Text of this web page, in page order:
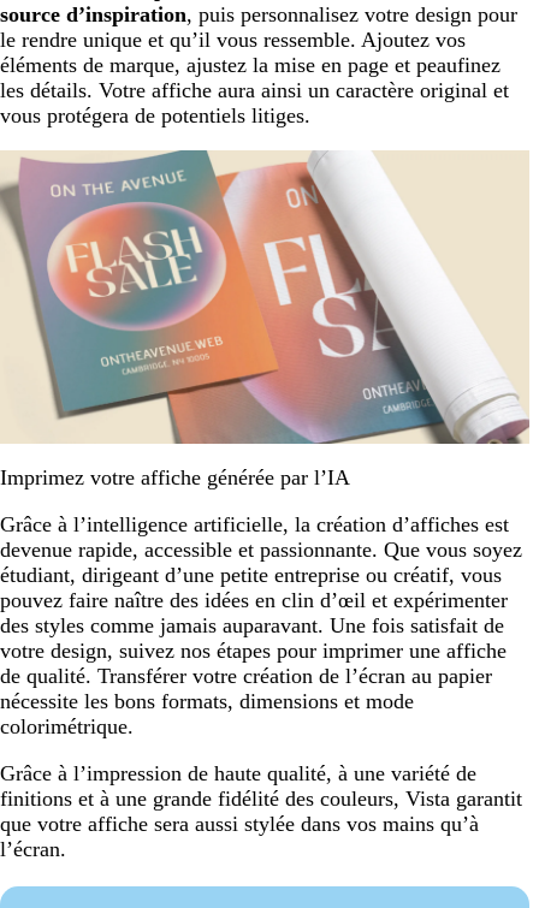
source d’inspiration, puis personnalisez votre design pour
le rendre unique et qu’il vous ressemble. Ajoutez vos
éléments de marque, ajustez la mise en page et peaufinez
les détails. Votre affiche aura ainsi un caractère original et
vous protégera de potentiels litiges.
Imprimez votre affiche générée par l’IA
Grâce à l’intelligence artificielle, la création d’affiches est
devenue rapide, accessible et passionnante. Que vous soyez
étudiant, dirigeant d’une petite entreprise ou créatif, vous
pouvez faire naître des idées en clin d’œil et expérimenter
des styles comme jamais auparavant. Une fois satisfait de
votre design, suivez nos étapes pour imprimer une affiche
de qualité. Transférer votre création de l’écran au papier
nécessite les bons formats, dimensions et mode
colorimétrique.
Grâce à l’impression de haute qualité, à une variété de
finitions et à une grande fidélité des couleurs, Vista garantit
que votre affiche sera aussi stylée dans vos mains qu’à
l’écran.